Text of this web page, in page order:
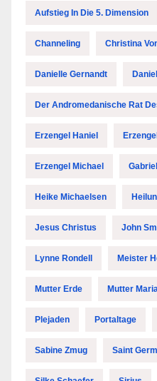
Aufstieg In Die 5. Dimension
Channeling Christina
Danielle Gernandt
Der Andromedanische Rat
Erzengel Haniel
Erzengel Michael
Heike Michaelsen
Jesus Christus John
Lynne Rondell Meister
Mutter Erde Mutter
Plejaden Portaltage
Sabine Zmug Saint